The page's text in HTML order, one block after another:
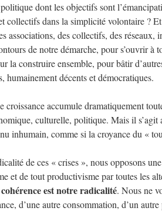
dont les objectifs sont
collectifs dans la simplicité volontaire ?
associations, des collectifs, des réseaux,
de notre démarche, pour s’ouvrir à
la construire ensemble, pour bâtir
humainement décents et démocratiques.
croissance accumule dramatiquement
culturelle, politique. Mais il s’agit
inhumain, comme si la croyance du «
de ces « crises », nous opposons
et de tout productivisme par toutes les
est notre radicalité. Nous ne
d’une autre consommation, d’un